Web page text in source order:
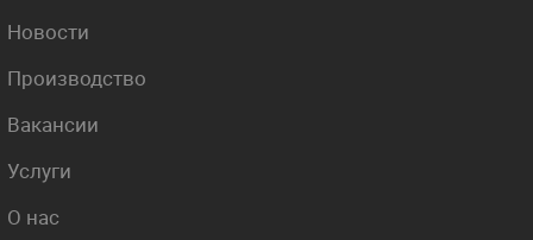
Новости
Производство
Вакансии
Услуги
О нас